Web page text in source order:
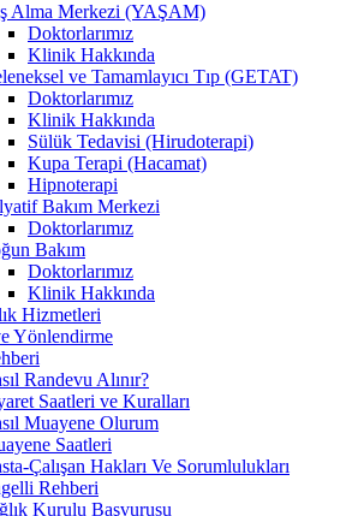
Alma Merkezi (YAŞAM)
Doktorlarımız
Klinik Hakkında
ve Tamamlayıcı Tıp (GETAT)
Doktorlarımız
Klinik Hakkında
Sülük Tedavisi (Hirudoterapi)
Kupa Terapi (Hacamat)
Hipnoterapi
Bakım Merkezi
Doktorlarımız
Bakım
Doktorlarımız
Klinik Hakkında
Hizmetleri
Yönlendirme
Randevu Alınır?
Saatleri ve Kuralları
Muayene Olurum
Saatleri
Çalışan Hakları Ve Sorumlulukları
Rehberi
Kurulu Başvurusu